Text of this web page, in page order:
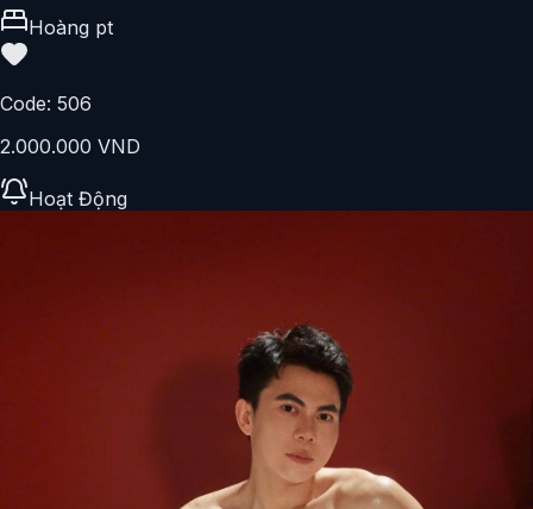
Hoàng pt
Code: 506
2.000.000 VND
Hoạt Động